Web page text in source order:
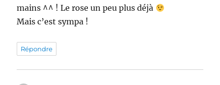
mains ^^ ! Le rose un peu plus déjà
Mais c’est sympa !
Répondre